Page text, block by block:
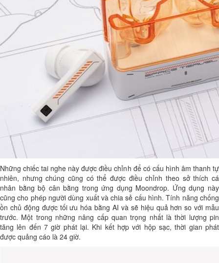
Những chiếc tai nghe này được điều chỉnh để có cấu hình âm thanh tự
nhiên, nhưng chúng cũng có thể được điều chỉnh theo sở thích cá
nhân bằng bộ cân bằng trong ứng dụng Moondrop. Ứng dụng này
cũng cho phép người dùng xuất và chia sẻ cấu hình. Tính năng chống
ồn chủ động được tối ưu hóa bằng AI và sẽ hiệu quả hơn so với mẫu
trước. Một trong những nâng cấp quan trọng nhất là thời lượng pin
tăng lên đến 7 giờ phát lại. Khi kết hợp với hộp sạc, thời gian phát
được quảng cáo là 24 giờ.